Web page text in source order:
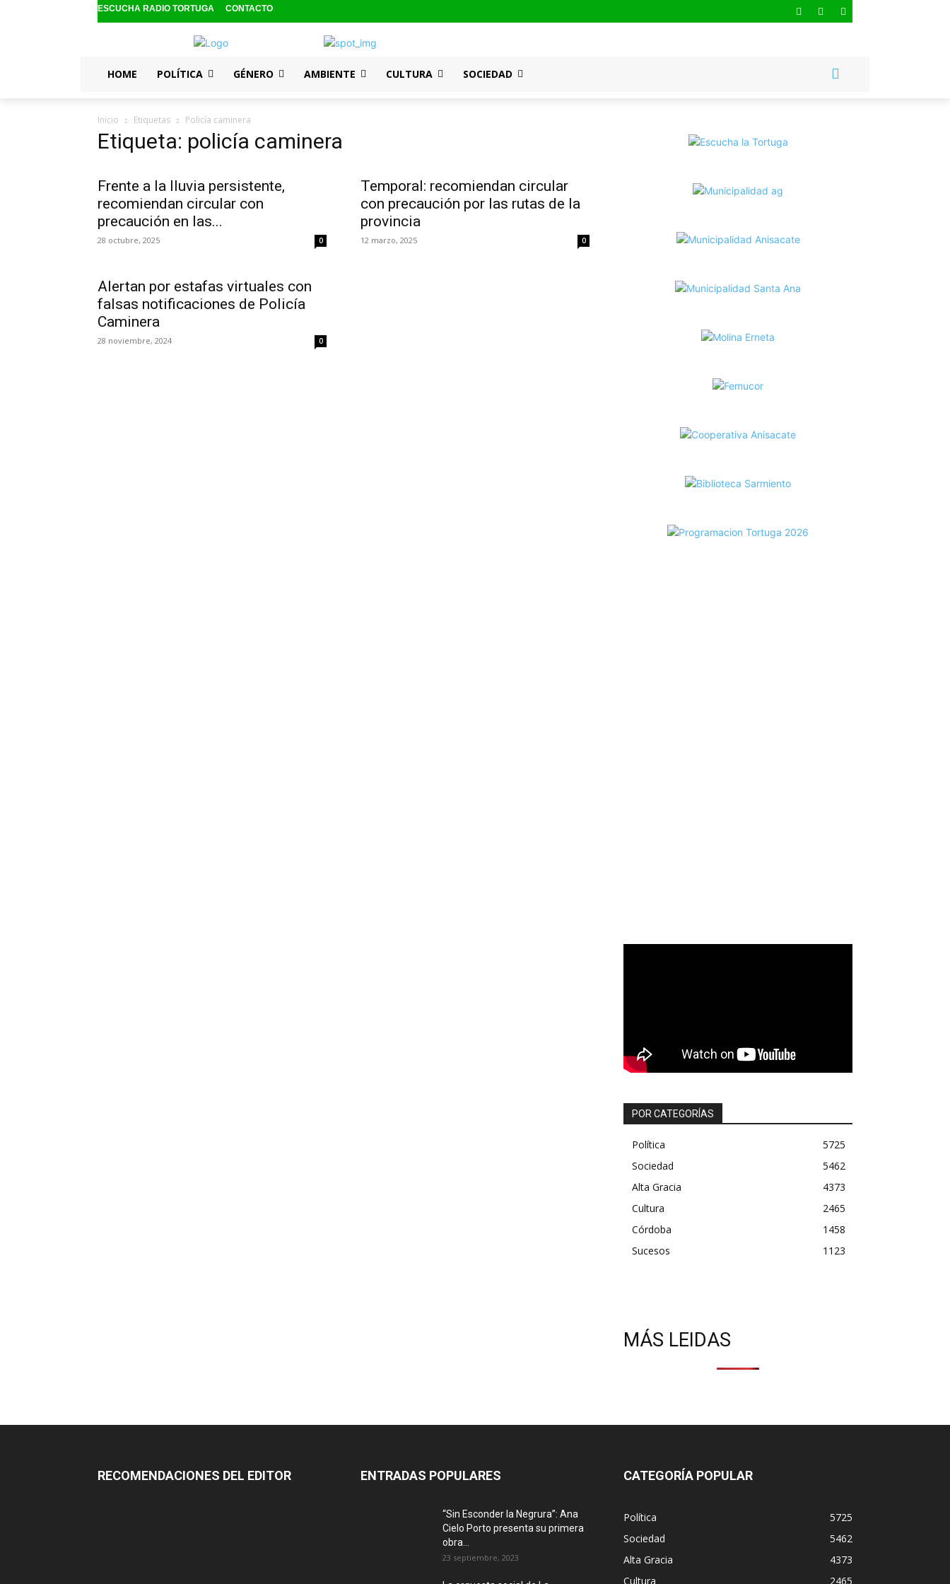
ESCUCHA RADIO TORTUGA CONTACTO
HOME POLÍTICA GÉNERO AMBIENTE CULTURA SOCIEDAD
Inicio Etiquetas Policía caminera
Etiqueta: policía caminera
Frente a la lluvia persistente,
recomiendan circular con
precaución en las...
28 octubre, 2025 0
Temporal: recomiendan circular
con precaución por las rutas de la
provincia
12 marzo, 2025 0
Alertan por estafas virtuales con
falsas notificaciones de Policía
Caminera
28 noviembre, 2024 0
POR CATEGORÍAS
Política
5725
Sociedad
5462
Alta Gracia
4373
Cultura
2465
Córdoba
1458
Sucesos
1123
MÁS LEIDAS
RECOMENDACIONES DEL EDITOR ENTRADAS POPULARES
“Sin Esconder la Negrura”: Ana
Cielo Porto presenta su primera
obra...
23 septiembre, 2023
CATEGORÍA POPULAR
Política
5725
Sociedad
5462
Alta Gracia
4373
Cultura
2465